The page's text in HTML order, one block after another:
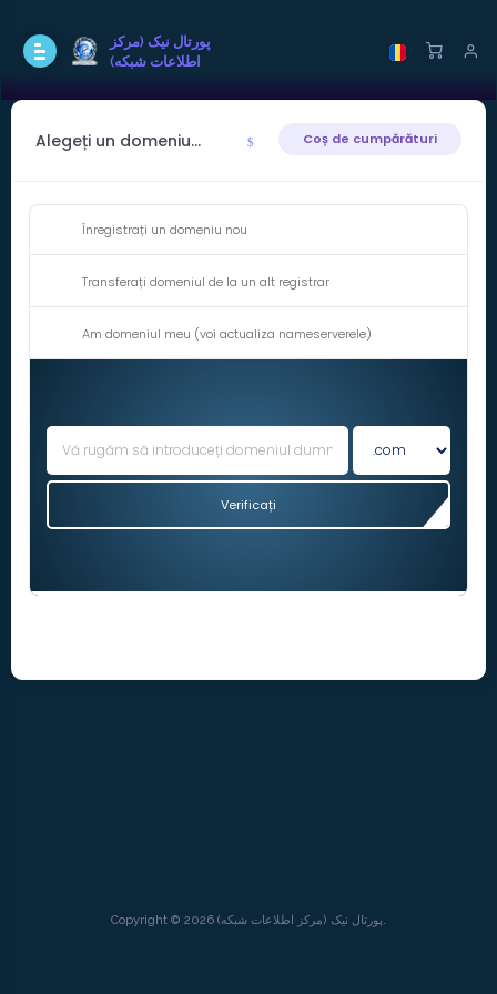
پورتال نيک (مرکز
اطلاعات شبکه)
Alegeți un domeniu... Coș de cumpărături
Înregistrați un domeniu nou
Transferați domeniul de la un alt registrar
Am domeniul meu (voi actualiza nameserverele)
Verificați
Copyright © 2026 پورتال نيک (مرکز اطلاعات شبکه).